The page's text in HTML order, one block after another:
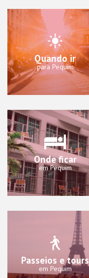
Quando ir
para Pequim
Onde ficar
em Pequim
Passeios e tours
em Pequim